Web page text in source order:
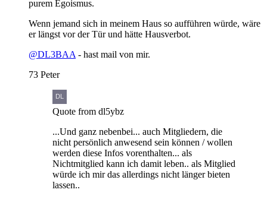
purem Egoismus.
Wenn jemand sich in meinem Haus so aufführen würde, wäre
er längst vor der Tür und hätte Hausverbot.
@DL3BAA - hast mail von mir.
73 Peter
Quote from dl5ybz
...Und ganz nebenbei... auch Mitgliedern, die
nicht persönlich anwesend sein können / wollen
werden diese Infos vorenthalten... als
Nichtmitglied kann ich damit leben.. als Mitglied
würde ich mir das allerdings nicht länger bieten
lassen..